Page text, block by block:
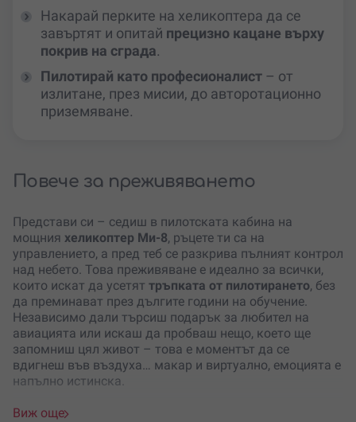
Накарай перките на хеликоптера да се
завъртят и опитай прецизно кацане върху
покрив на сграда.
Пилотирай като професионалист – от
излитане, през мисии, до авторотационно
приземяване.
Повече за преживяването
Представи си – седиш в пилотската кабина на
мощния хеликоптер Ми-8, ръцете ти са на
управлението, а пред теб се разкрива пълният контрол
над небето. Това преживяване е идеално за всички,
които искат да усетят тръпката от пилотирането, без
да преминават през дългите години на обучение.
Независимо дали търсиш подарък за любител на
авиацията или искаш да пробваш нещо, което ще
запомниш цял живот – това е моментът да се
вдигнеш във въздуха… макар и виртуално, емоцията е
напълно истинска.
Преживяването започва с кратък, но ценен
Виж още